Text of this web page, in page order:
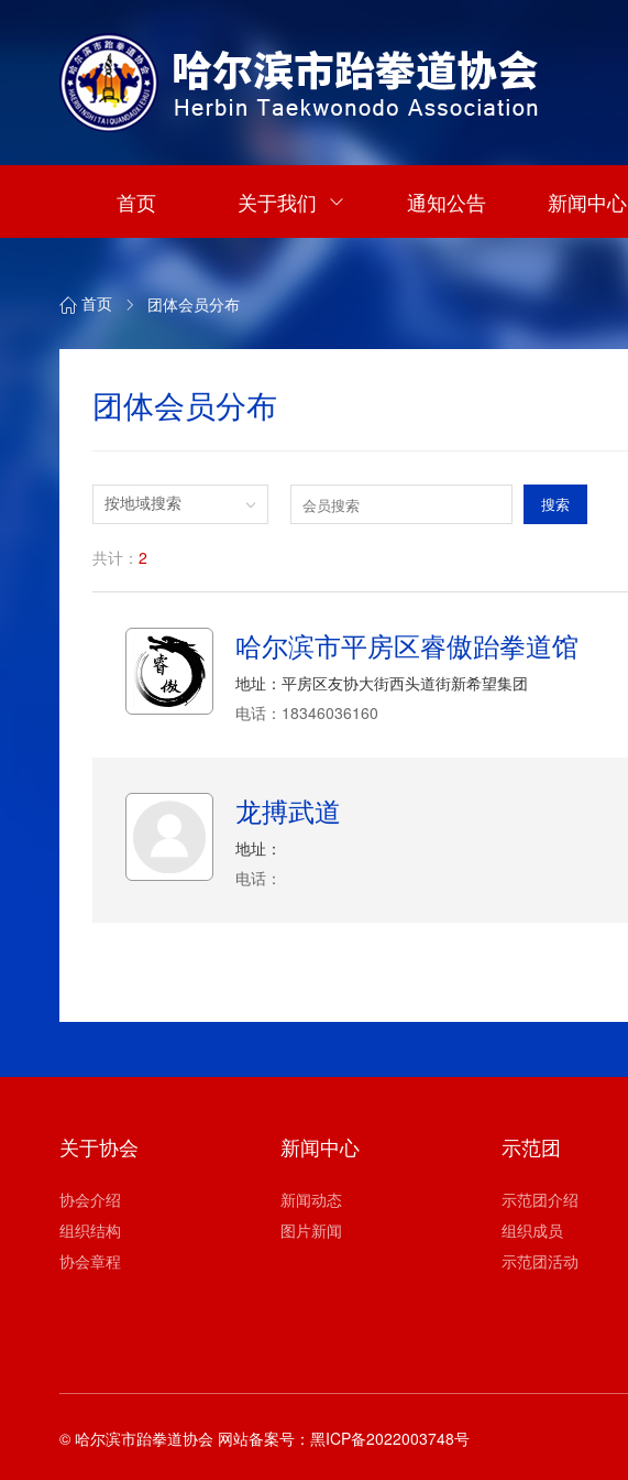
首页 关于我们 通知公告 新闻中心
首页 团体会员分布
团体会员分布
按地域搜索
共计： 2
哈尔滨市平房区睿傲跆拳道馆
地址：平房区友协大街西头道街新希望集团
电话：18346036160
龙搏武道
地址：
电话：
关于协会
协会介绍
组织结构
协会章程
新闻中心
新闻动态
图片新闻
示范团
示范团介绍
组织成员
示范团活动
© 哈尔滨市跆拳道协会 网站备案号： 黑ICP备2022003748号